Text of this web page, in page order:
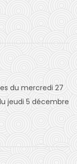
du mercredi 27
jeudi 5 décembre